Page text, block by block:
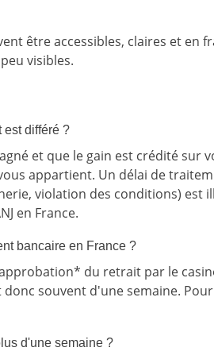
être accessibles, claires et en
visibles.
est différé ?
et que le gain est crédité sur
appartient. Un délai de
violation des conditions) est
en France.
bancaire en France ?
du retrait par le
souvent d'une semaine.
d'une semaine ?